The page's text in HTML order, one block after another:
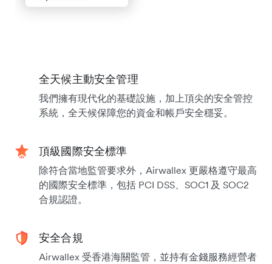
全天候主動安全管理
我們擁有現代化的基礎設施，加上頂尖的安全管控
系統，全天候保障您的資金和帳戶安全穩妥。
頂級國際安全標準
除符合當地監管要求外，Airwallex 更嚴格遵守最高
的國際安全標準，包括 PCI DSS、SOC1 及 SOC2
合規認證。
安全合規
Airwallex 受香港海關監管，並持有金錢服務經營者